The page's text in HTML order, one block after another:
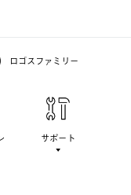
ロゴスファミリー
サポート